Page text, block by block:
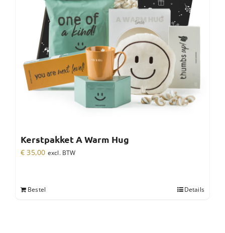
Kerstpakket A Warm Hug
€ 35,00 excl. BTW
Bestel Details